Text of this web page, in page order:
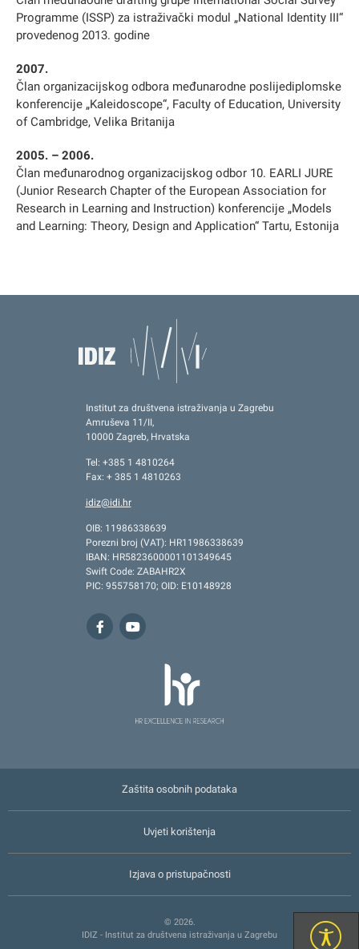
Programme (ISSP) za istraživački modul „National Identity III“
provedenog 2013. godine
2007.
Član organizacijskog odbora međunarodne poslijediplomske
konferencije „Kaleidoscope“, Faculty of Education, University
of Cambridge, Velika Britanija
2005. – 2006.
Član međunarodnog organizacijskog odbor 10. EARLI JURE
(Junior Research Chapter of the European Association for
Research in Learning and Instruction) konferencije „Models
and Learning: Theory, Design and Application“ Tartu, Estonija
Institut za društvena istraživanja u Zagrebu
Amruševa 11/II,
10000 Zagreb, Hrvatska
Tel: +385 1 4810264
Fax: + 385 1 4810263
idiz@idi.hr
OIB: 11986338639
Porezni broj (VAT): HR11986338639
IBAN: HR5823600001101349645
Swift Code: ZABAHR2X
PIC: 955758170; OID: E10148928
Zaštita osobnih podataka
Uvjeti korištenja
Izjava o pristupačnosti
© 2026.
IDIZ - Institut za društvena istraživanja u Zagrebu